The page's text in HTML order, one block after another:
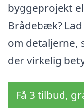
byggeprojekt
Brådebæk?
om detaljerne,
der virkelig
Få 3 tilbud,